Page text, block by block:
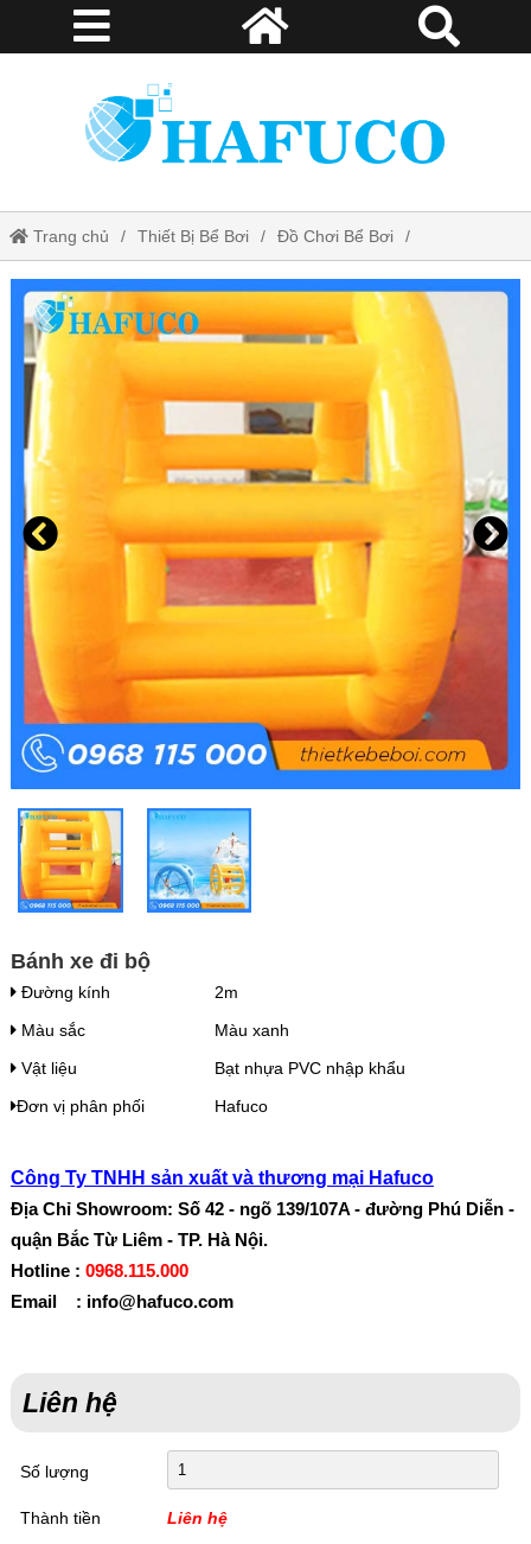
Trang chủ Thiết Bị Bể Bơi Đồ Chơi Bể Bơi
Bánh xe đi bộ
Bánh xe đi bộ
Đường kính
2m
Màu sắc
Màu xanh
Vật liệu
Bạt nhựa PVC nhập khẩu
Đơn vị phân phối
Hafuco
Công Ty TNHH sản xuất và thương mại Hafuco
Địa Chỉ Showroom: Số 42 - ngõ 139/107A - đường Phú Diễn -
quận Bắc Từ Liêm - TP. Hà Nội.
Hotline : 0968.115.000
Email : info@hafuco.com
Liên hệ
Số lượng
Thành tiền
Liên hệ